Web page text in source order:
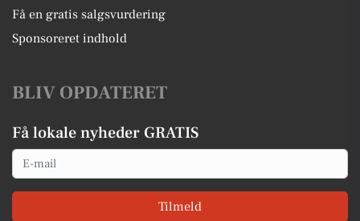
Få en gratis salgsvurdering
Sponsoreret indhold
BLIV OPDATERET
Få lokale nyheder GRATIS
Email
Tilmeld